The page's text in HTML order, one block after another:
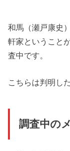
和馬（瀬戸康史
軒家ということ
査中です。
こちらは判明し
調査中の